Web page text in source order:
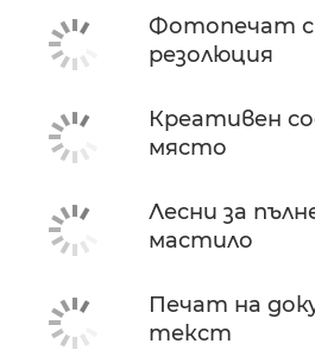
Фотопечат с
резолюция
Креативен
място
Лесни за
мастило
Печат на
текст